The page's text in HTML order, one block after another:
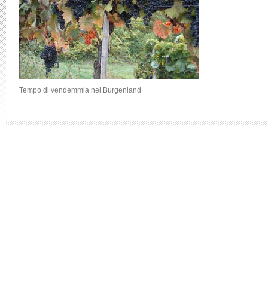
Tempo di vendemmia nel Burgenland